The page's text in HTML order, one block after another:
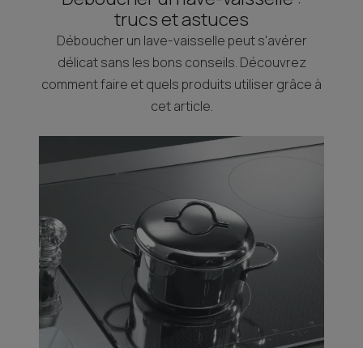
trucs et astuces
Déboucher un lave-vaisselle peut s'avérer
délicat sans les bons conseils. Découvrez
comment faire et quels produits utiliser grâce à
cet article.